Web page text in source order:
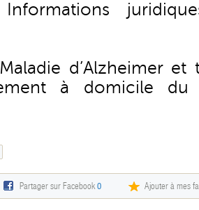
Informations
d’Alzheimer et
à domicile
Partager sur Facebook0 Ajouter à mes